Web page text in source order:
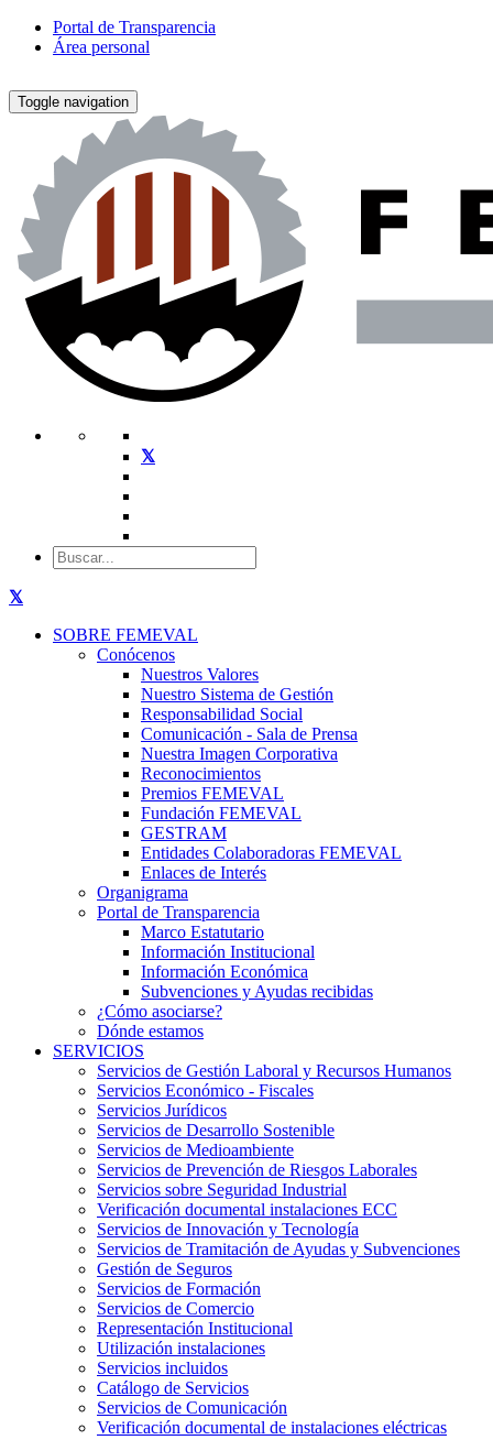
Portal de Transparencia
Área personal
Toggle navigation
SOBRE FEMEVAL
Conócenos
Nuestros Valores
Nuestro Sistema de Gestión
Responsabilidad Social
Comunicación - Sala de Prensa
Nuestra Imagen Corporativa
Reconocimientos
Premios FEMEVAL
Fundación FEMEVAL
GESTRAM
Entidades Colaboradoras FEMEVAL
Enlaces de Interés
Organigrama
Portal de Transparencia
Marco Estatutario
Información Institucional
Información Económica
Subvenciones y Ayudas recibidas
¿Cómo asociarse?
Dónde estamos
SERVICIOS
Servicios de Gestión Laboral y Recursos Humanos
Servicios Económico - Fiscales
Servicios Jurídicos
Servicios de Desarrollo Sostenible
Servicios de Medioambiente
Servicios de Prevención de Riesgos Laborales
Servicios sobre Seguridad Industrial
Verificación documental instalaciones ECC
Servicios de Innovación y Tecnología
Servicios de Tramitación de Ayudas y Subvenciones
Gestión de Seguros
Servicios de Formación
Servicios de Comercio
Representación Institucional
Utilización instalaciones
Servicios incluidos
Catálogo de Servicios
Servicios de Comunicación
Verificación documental de instalaciones eléctricas